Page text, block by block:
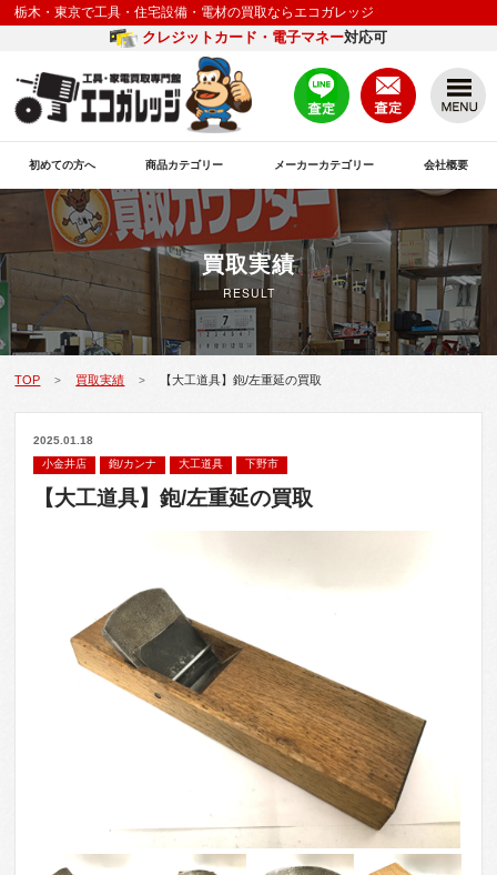
栃木・東京で工具・住宅設備・電材の買取ならエコガレッジ
クレジットカード・電子マネー対応可
初めての方へ 商品カテゴリー メーカーカテゴリー 会社概要
買取実績
RESULT
TOP > 買取実績 > 【大工道具】鉋/左重延の買取
2025.01.18
小金井店
鉋/カンナ 大工道具 下野市
【大工道具】鉋/左重延の買取